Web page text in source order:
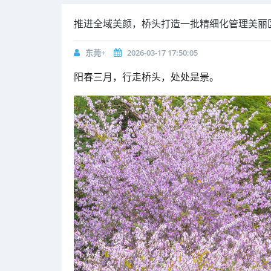
推进全域美颜，桥头打造一批精细化管理美丽
东莞+ 2026-03-17 17:50:05
阳春三月，行走桥头，处处是景。